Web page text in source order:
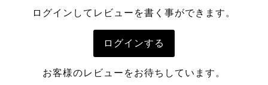
ログインしてレビューを書く事ができます。
ログインする
お客様のレビューをお待ちしています。